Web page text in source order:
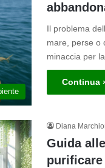
Il problema
mare, perse o
minaccia per
Continua
Diana
Guida
purificare